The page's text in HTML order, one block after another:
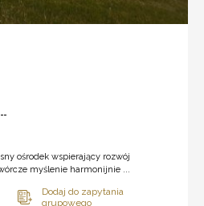
ośrodek wspierający rozwój
myślenie harmonijnie ...